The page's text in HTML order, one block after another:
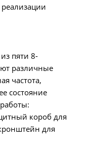
реализации
пяти 8-
различные
частота,
состояние
короб для
для